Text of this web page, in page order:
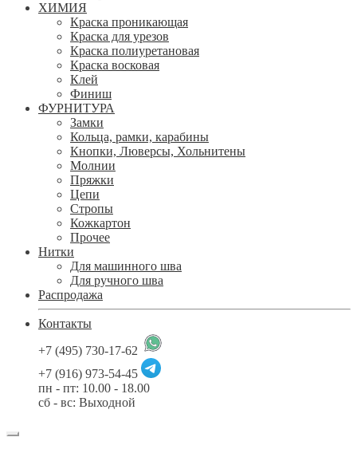
ХИМИЯ
Краска проникающая
Краска для урезов
Краска полиуретановая
Краска восковая
Клей
Финиш
ФУРНИТУРА
Замки
Кольца, рамки, карабины
Кнопки, Люверсы, Хольнитены
Молнии
Пряжки
Цепи
Стропы
Кожкартон
Прочее
Нитки
Для машинного шва
Для ручного шва
Распродажа
Контакты
+7 (495) 730-17-62
+7 (916) 973-54-45
пн - пт: 10.00 - 18.00
сб - вс: Выходной